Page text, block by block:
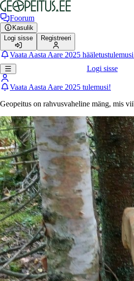
Foorum
Kasulik
Logi sisse
Registreeri
Vaata Aasta Aare 2025
Logi sisse
Vaata Aasta Aare 2025 tulemusi!
Geopeitus on rahvusvaheline mäng, mis